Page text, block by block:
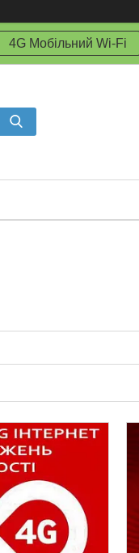
4G Мобільний Wi-Fi